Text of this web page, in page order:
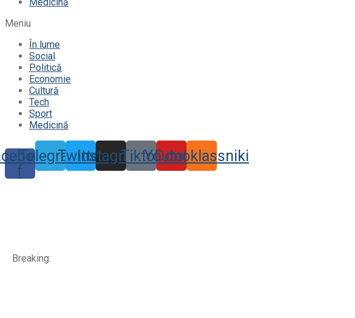
Meniu
În lume
Social
Politică
Economie
Cultură
Tech
Sport
Medicină
f
TelegramTwitter
Instagram
TiktokYoutube
Odnoklassniki
Breaking: